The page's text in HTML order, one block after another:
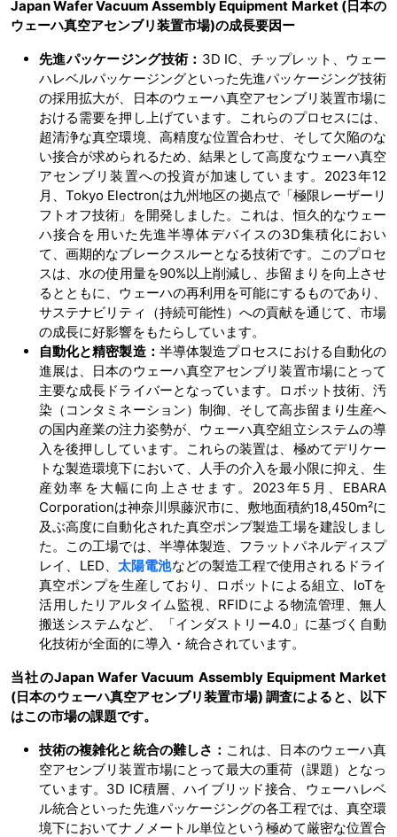
Japan Wafer Vacuum Assembly Equipment Market (日本の
ウェーハ真空アセンブリ装置市場)の成長要因ー
先進パッケージング技術： 3D IC、チップレット、ウェー
ハレベルパッケージングといった先進パッケージング技術
の採用拡大が、日本のウェーハ真空アセンブリ装置市場に
おける需要を押し上げています。これらのプロセスには、
超清浄な真空環境、高精度な位置合わせ、そして欠陥のな
い接合が求められるため、結果として高度なウェーハ真空
アセンブリ装置への投資が加速しています。2023年12
月、Tokyo Electronは九州地区の拠点で「極限レーザーリ
フトオフ技術」を開発しました。これは、恒久的なウェー
ハ接合を用いた先進半導体デバイスの3D集積化におい
て、画期的なブレークスルーとなる技術です。このプロセ
スは、水の使用量を90%以上削減し、歩留まりを向上させ
るとともに、ウェーハの再利用を可能にするものであり、
サステナビリティ（持続可能性）への貢献を通じて、市場
の成長に好影響をもたらしています。
自動化と精密製造： 半導体製造プロセスにおける自動化の
進展は、日本のウェーハ真空アセンブリ装置市場にとって
主要な成長ドライバーとなっています。ロボット技術、汚
染（コンタミネーション）制御、そして高歩留まり生産へ
の国内産業の注力姿勢が、ウェーハ真空組立システムの導
入を後押ししています。これらの装置は、極めてデリケー
トな製造環境下において、人手の介入を最小限に抑え、生
産効率を大幅に向上させます。2023年5月、EBARA
Corporationは神奈川県藤沢市に、敷地面積約18,450m²に
及ぶ高度に自動化された真空ポンプ製造工場を建設しまし
た。この工場では、半導体製造、フラットパネルディスプ
レイ、LED、 太陽電池などの製造工程で使用されるドライ
真空ポンプを生産しており、ロボットによる組立、IoTを
活用したリアルタイム監視、RFIDによる物流管理、無人
搬送システムなど、「インダストリー4.0」に基づく自動
化技術が全面的に導入・統合されています。
当社のJapan Wafer Vacuum Assembly Equipment Market
(日本のウェーハ真空アセンブリ装置市場) 調査によると、以下
はこの市場の課題です。
技術の複雑化と統合の難しさ： これは、日本のウェーハ真
空アセンブリ装置市場にとって最大の重荷（課題）となっ
ています。3D IC積層、ハイブリッド接合、ウェーハレベ
ル統合といった先進パッケージングの各工程では、真空環
境下においてナノメートル単位という極めて厳密な位置合